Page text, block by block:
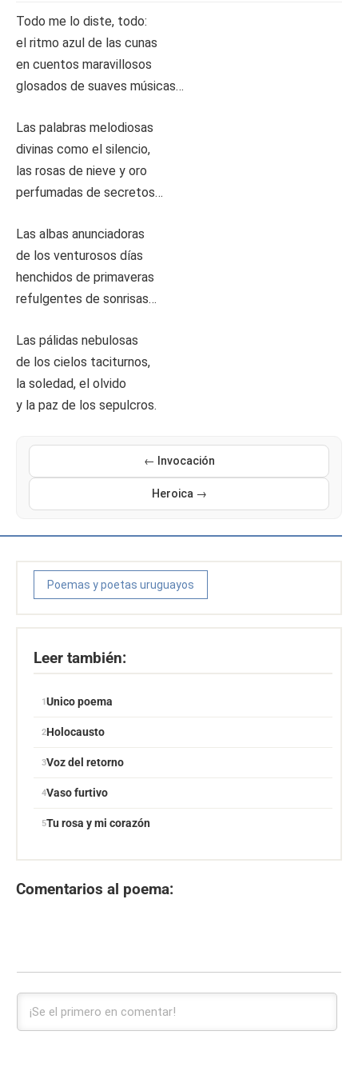
Todo me lo diste, todo:
el ritmo azul de las cunas
en cuentos maravillosos
glosados de suaves músicas…
Las palabras melodiosas
divinas como el silencio,
las rosas de nieve y oro
perfumadas de secretos…
Las albas anunciadoras
de los venturosos días
henchidos de primaveras
refulgentes de sonrisas…
Las pálidas nebulosas
de los cielos taciturnos,
la soledad, el olvido
y la paz de los sepulcros.
← Invocación
Heroica →
Poemas y poetas uruguayos
Leer también:
Unico poema
Holocausto
Voz del retorno
Vaso furtivo
Tu rosa y mi corazón
Comentarios al poema: